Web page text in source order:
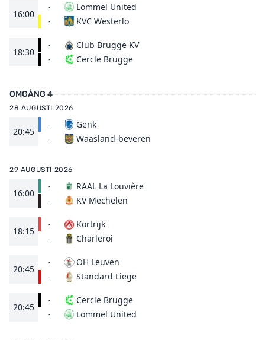
16:00
-
-
Lommel United
KVC Westerlo
18:30
-
-
Club Brugge KV
Cercle Brugge
OMGÅNG 4
28 AUGUSTI 2026
20:45
-
-
Genk
Waasland-beveren
29 AUGUSTI 2026
16:00
-
-
RAAL La Louvière
KV Mechelen
18:15
-
-
Kortrijk
Charleroi
20:45
-
-
OH Leuven
Standard Liege
20:45
-
-
Cercle Brugge
Lommel United